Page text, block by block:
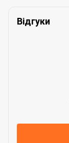
Відгуки